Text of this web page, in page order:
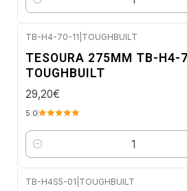
Quantidade
TB-H4-70-11 TOUGHBUILT
TESOURA 275MM TB-H4-
TOUGHBUILT
29,20€
5.0
Quantidade
TB-H4S5-01 TOUGHBUILT